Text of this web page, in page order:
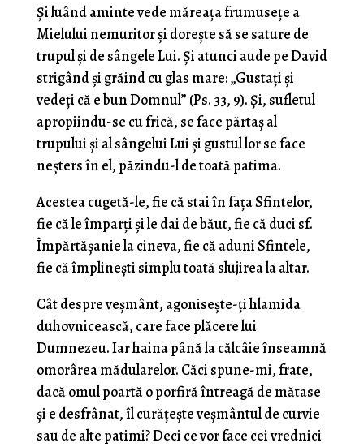
Şi luând aminte vede măreaţa frumuseţe a
Mielului nemuritor şi doreşte să se sature de
trupul şi de sângele Lui. Şi atunci aude pe David
strigând şi grăind cu glas mare: „Gustaţi şi
vedeţi că e bun Domnul” (Ps. 33, 9). Şi, sufletul
apropiindu-se cu frică, se face părtaş al
trupului şi al sângelui Lui şi gustul lor se face
neşters în el, păzindu-l de toată patima.
Acestea cugetă-le, fie că stai în faţa Sfintelor,
fie că le împarţi şi le dai de băut, fie că duci sf.
Împărtăşanie la cineva, fie că aduni Sfintele,
fie că împlineşti simplu toată slujirea la altar.
Cât despre veşmânt, agoniseşte-ţi hlamida
duhovnicească, care face plăcere lui
Dumnezeu. Iar haina până la călcâie înseamnă
omorârea mădularelor. Căci spune-mi, frate,
dacă omul poartă o porfiră întreagă de mătase
şi e desfrânat, îl curăţeşte veşmântul de curvie
sau de alte patimi? Deci ce vor face cei vrednici